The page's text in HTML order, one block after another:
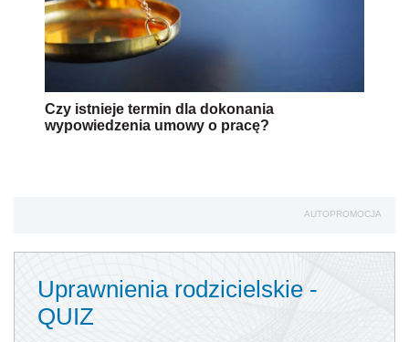
Czy istnieje termin dla dokonania
wypowiedzenia umowy o pracę?
AUTOPROMOCJA
Uprawnienia rodzicielskie -
QUIZ